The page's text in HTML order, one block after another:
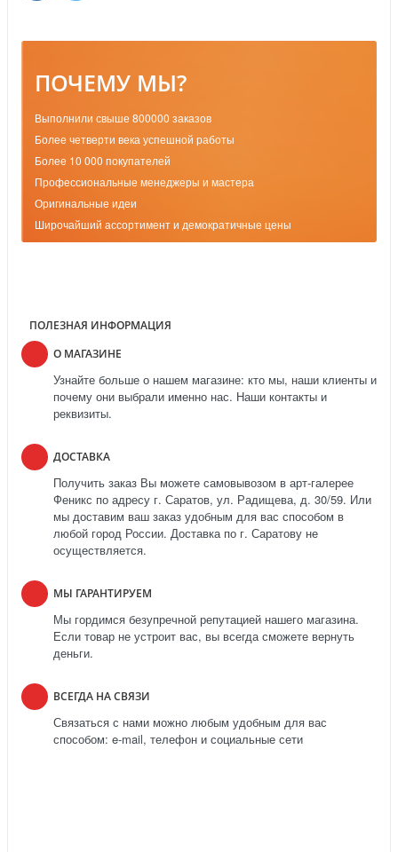
ПОЧЕМУ МЫ?
Выполнили свыше 800000 заказов
Более четверти века успешной работы
Более 10 000 покупателей
Профессиональные менеджеры и мастера
Оригинальные идеи
Широчайший ассортимент и демократичные цены
ПОЛЕЗНАЯ ИНФОРМАЦИЯ
О МАГАЗИНЕ
Узнайте больше о нашем магазине: кто мы, наши клиенты и
почему они выбрали именно нас. Наши контакты и
реквизиты.
ДОСТАВКА
Получить заказ Вы можете самовывозом в арт-галерее
Феникс по адресу г. Саратов, ул. Радищева, д. 30/59. Или
мы доставим ваш заказ удобным для вас способом в
любой город России. Доставка по г. Саратову не
осуществляется.
МЫ ГАРАНТИРУЕМ
Мы гордимся безупречной репутацией нашего магазина.
Если товар не устроит вас, вы всегда сможете вернуть
деньги.
ВСЕГДА НА СВЯЗИ
Связаться с нами можно любым удобным для вас
способом: e-mail, телефон и социальные сети